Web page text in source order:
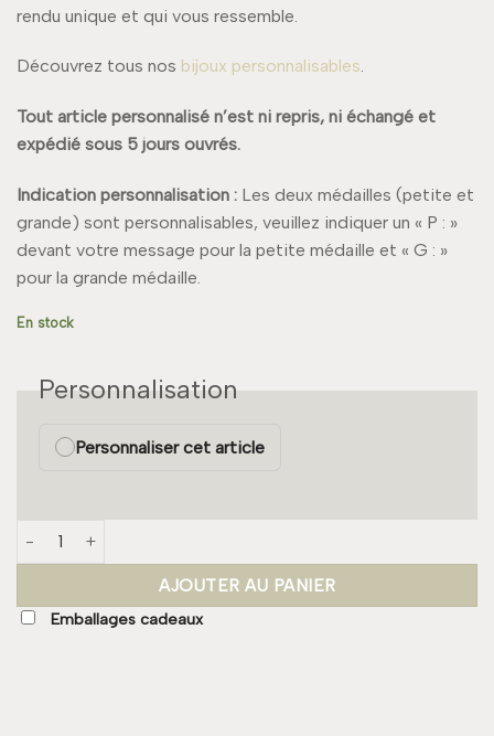
rendu unique et qui vous ressemble.
Découvrez tous nos bijoux personnalisables.
Tout article personnalisé n’est ni repris, ni échangé et
expédié sous 5 jours ouvrés.
Indication personnalisation : Les deux médailles (petite et
grande) sont personnalisables, veuillez indiquer un « P : »
devant votre message pour la petite médaille et « G : »
pour la grande médaille.
En stock
Personnalisation
Personnaliser cet article
quantité de Collier MÉDAILLE Double
AJOUTER AU PANIER
Emballages cadeaux